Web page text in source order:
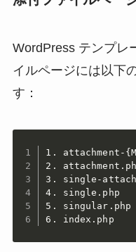
WordPress テンプレ
イルページには以下
す：
1. attachment-
2.
3. single-
4. single.php
5. singular.php
6. index.php